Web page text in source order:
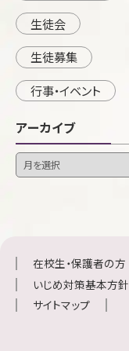
生徒会
生徒募集
行事・イベント
アーカイブ
在校生・保護者の方
いじめ対策基本方針
サイトマップ